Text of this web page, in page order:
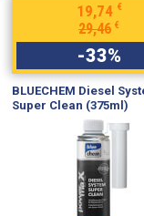
10,00 €
6,70 €
-33%
WD-40 (400ml)